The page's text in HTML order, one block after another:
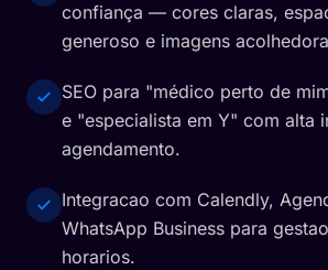
confiança — cores claras,
generoso e imagens
SEO para "médico perto de
e "especialista em Y" com alta
agendamento.
Integracao com Calendly,
WhatsApp Business para
horarios.